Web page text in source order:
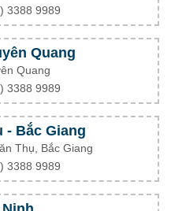
3388 9989
Quang
Quang
3388 9989
- Bắc Giang
Thụ, Bắc Giang
3388 9989